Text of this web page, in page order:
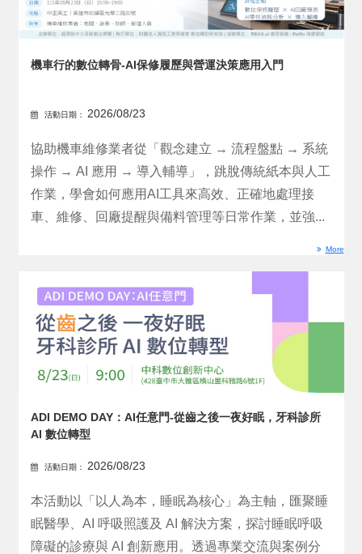
機車行的數位轉骨-AI保修履歷與營運決策應用入門
活動日期： 2026/08/23
協助機車維修業者從「觀念建立 → 流程盤點 → 系統
操作 → AI 應用 → 導入輔導」，跳脫傳統紙本與人工
作業，學會如何應用AI工具來高效、正確地處理接
車、維修、回廠提醒與備料管理等日常作業，並強...
More
ADI DEMO DAY：AI任意門-從齒之後一夜好眠，牙科診所
AI 數位轉型
活動日期： 2026/08/23
本活動以「以人為本，睡眠為核心」為主軸，匯聚睡
眠醫學、AI 呼吸照護及 AI 解決方案，探討睡眠呼吸
障礙的診療與 AI 創新應用。透過專業交流與案例分